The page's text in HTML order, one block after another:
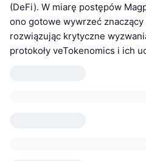
(DeFi). W miarę postępów
ono gotowe wywrzeć znaczący
rozwiązując krytyczne
protokoły veTokenomics i ich